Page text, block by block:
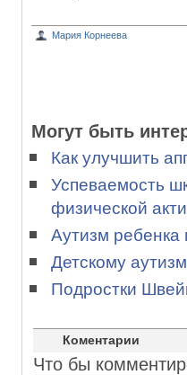
Мария Корнеева
Могут быть
Как улучшить
Успеваемость
физической
Аутизм ребенка
Детскому
Подростки
Коментарии
Что бы